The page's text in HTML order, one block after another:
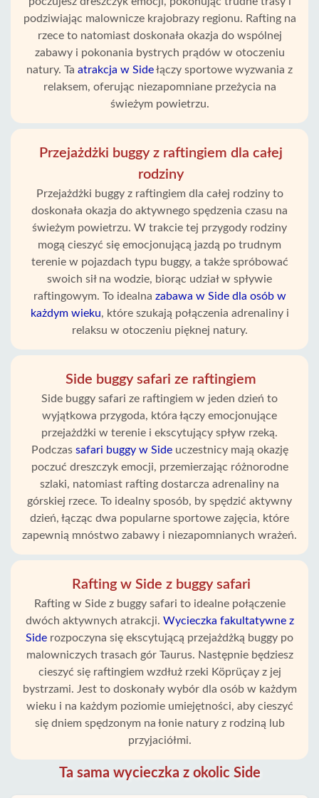
podziwiając malownicze krajobrazy regionu. Rafting na
rzece to natomiast doskonała okazja do wspólnej
zabawy i pokonania bystrych prądów w otoczeniu
natury. Ta atrakcja w Sidełączy sportowe wyzwania z
relaksem, oferując niezapomniane przeżycia na
świeżym powietrzu.
Przejażdżki buggy z raftingiem dla całej
rodziny
Przejażdżki buggy z raftingiem dla całej rodziny to
doskonała okazja do aktywnego spędzenia czasu na
świeżym powietrzu. W trakcie tej przygody rodziny
mogą cieszyć się emocjonującą jazdą po trudnym
terenie w pojazdach typu buggy, a także spróbować
swoich sił na wodzie, biorąc udział w spływie
raftingowym. To idealna zabawa w Side dla osób w
każdym wieku, które szukają połączenia adrenaliny i
relaksu w otoczeniu pięknej natury.
Side buggy safari ze raftingiem
Side buggy safari ze raftingiem w jeden dzień to
wyjątkowa przygoda, która łączy emocjonujące
przejażdżki w terenie i ekscytujący spływ rzeką.
Podczas safari buggy w Sideuczestnicy mają okazję
poczuć dreszczyk emocji, przemierzając różnorodne
szlaki, natomiast rafting dostarcza adrenaliny na
górskiej rzece. To idealny sposób, by spędzić aktywny
dzień, łącząc dwa popularne sportowe zajęcia, które
zapewnią mnóstwo zabawy i niezapomnianych wrażeń.
Rafting w Side z buggy safari
Rafting w Side z buggy safari to idealne połączenie
dwóch aktywnych atrakcji. Wycieczka fakultatywne z
Side rozpoczyna się ekscytującą przejażdżką buggy po
malowniczych trasach gór Taurus. Następnie będziesz
cieszyć się raftingiem wzdłuż rzeki Köprüçay z jej
bystrzami. Jest to doskonały wybór dla osób w każdym
wieku i na każdym poziomie umiejętności, aby cieszyć
się dniem spędzonym na łonie natury z rodziną lub
przyjaciółmi.
Ta sama wycieczka z okolic Side